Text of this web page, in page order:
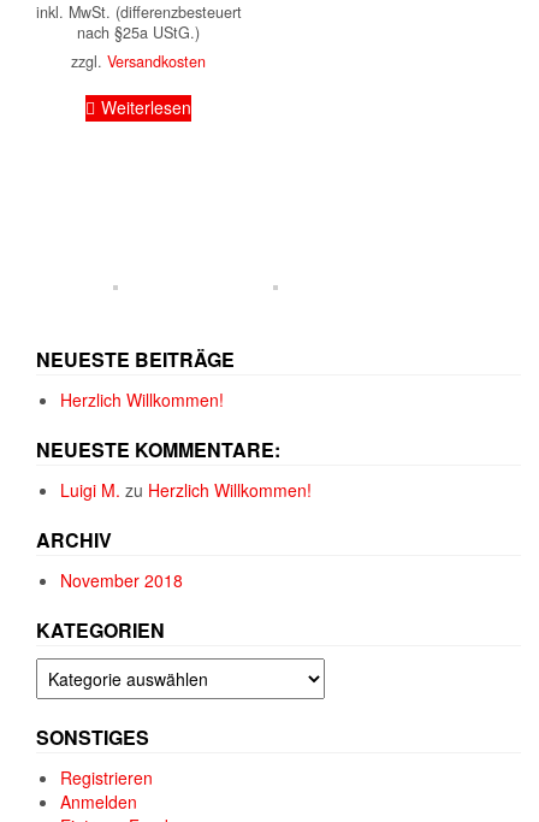
inkl. MwSt. (differenzbesteuert
nach §25a UStG.)
zzgl.Versandkosten
Weiterlesen
NEUESTE BEITRÄGE
Herzlich Willkommen!
NEUESTE KOMMENTARE:
Luigi M. zu Herzlich Willkommen!
ARCHIV
November 2018
KATEGORIEN
Kategorien
SONSTIGES
Registrieren
Anmelden